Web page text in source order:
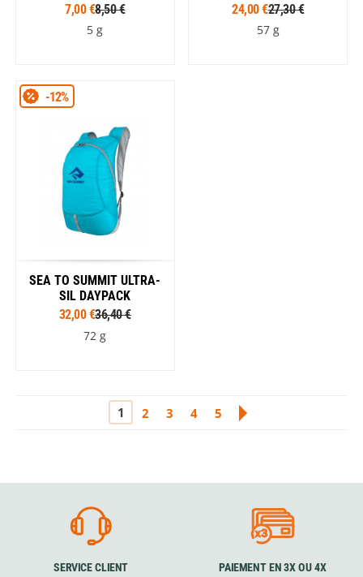
7,00 €8,50 €
5 g
24,00 €27,30 €
57 g
SEA TO SUMMIT ULTRA-
SIL DAYPACK
32,00 €36,40 €
-12%
72 g
1 2 3 4 5
SERVICE CLIENT PAIEMENT EN 3X OU 4X